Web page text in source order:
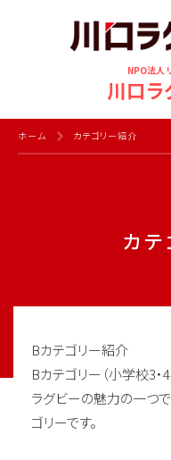
NPO法人
川口ラ
ホーム カテゴリー紹介
カ
Bカテゴリー紹介
Bカテゴリー（小学校3・4
ラグビーの魅力の一つ
ゴリーです。